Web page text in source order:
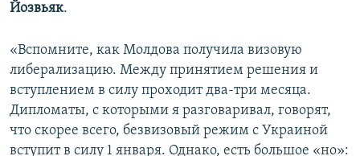
Йозвьяк.
«Вспомните, как Молдова получила визовую
либерализацию. Между принятием решения и
вступлением в силу проходит два-три месяца.
Дипломаты, с которыми я разговаривал, говорят,
что скорее всего, безвизовый режим с Украиной
вступит в силу 1 января. Однако, есть большое «но»: